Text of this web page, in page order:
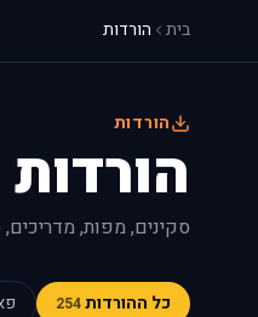
בית הורדות
הורדות
סקינים, מפות,
כל ההורדות254